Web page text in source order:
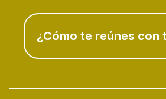
¿Cómo te reúnes con